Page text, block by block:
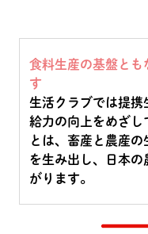
食料生産の基盤とも
す
生活クラブでは提携
給力の向上をめざし
とは、畜産と農産
を生み出し、日本の
がります。